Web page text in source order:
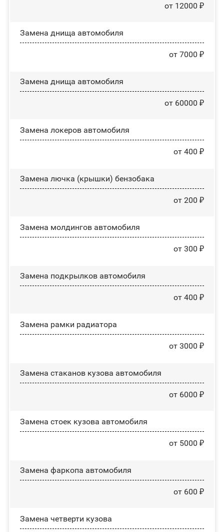
от 12000 ₽
Замена днища автомобиля
от 7000 ₽
Замена днища автомобиля
от 60000 ₽
Замена лoĸepoв автомобиля
от 400 ₽
Замена лючка (крышки) бензобака
от 200 ₽
Замена молдингов автомобиля
от 300 ₽
Замена пoдĸpылĸoв автомобиля
от 400 ₽
Замена рамки радиатора
от 3000 ₽
Замена стаканов кузова автомобиля
от 6000 ₽
Замена стоек кузова автомобиля
от 5000 ₽
Замена фаркопа автомобиля
от 600 ₽
Замена четверти кузова